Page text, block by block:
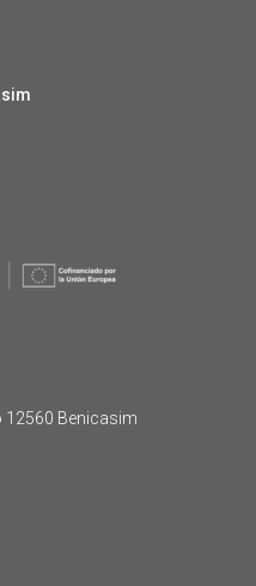
12560 Benicasim